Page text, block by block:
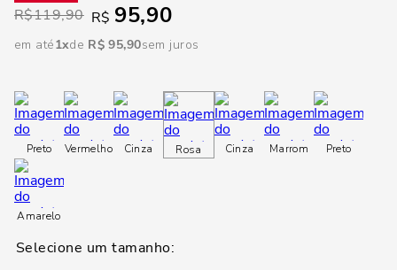
R$119,90 R$ 95,90
em até1 R$ 95,90sem juros
Preto Vermelho Cinza Rosa Cinza Marrom Preto
Amarelo